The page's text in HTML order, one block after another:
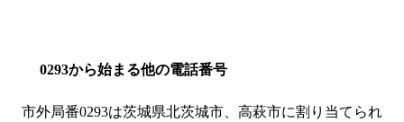
0293から始まる他の電話番号
市外局番0293は茨城県北茨城市、高萩市に割り当てられ